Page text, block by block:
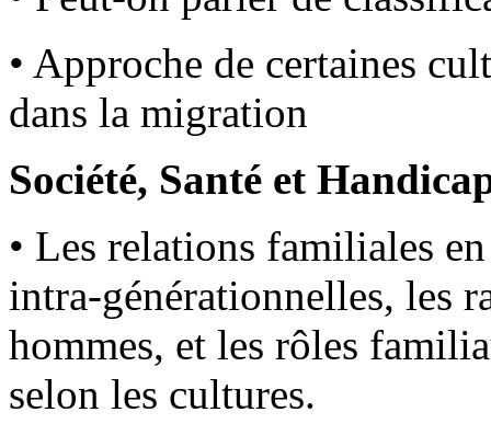
• Approche de certaines
dans la migration
Société, Santé et
• Les relations familiales
intra-générationnelles, les
hommes, et les rôles
selon les cultures.